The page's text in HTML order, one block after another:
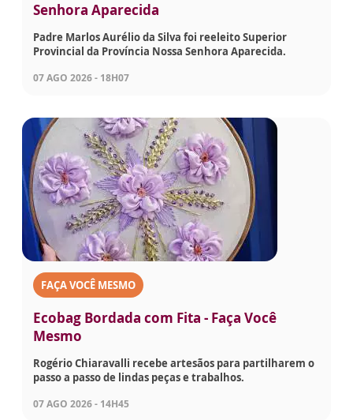
Senhora Aparecida
Padre Marlos Aurélio da Silva foi reeleito Superior
Provincial da Província Nossa Senhora Aparecida.
07 AGO 2026 - 18H07
FAÇA VOCÊ MESMO
Ecobag Bordada com Fita - Faça Você
Mesmo
Rogério Chiaravalli recebe artesãos para partilharem o
passo a passo de lindas peças e trabalhos.
07 AGO 2026 - 14H45